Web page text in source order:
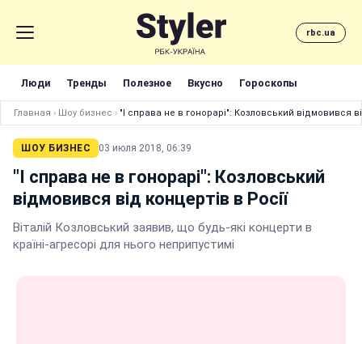
rbc.ua
Люди Тренды Полезное Вкусно Гороскопы
Главная › Шоу бизнес › "І справа не в гонорарі": Козловський відмовився
ШОУ БИЗНЕС 03 июля 2018, 06:39
"І справа не в гонорарі": Козловський
відмовився від концертів в Росії
Віталій Козловський заявив, що будь-які концерти в
країні-агресорі для нього неприпустимі